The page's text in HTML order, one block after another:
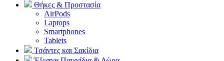
Θήκες & Προστασία
AirPods
Laptops
Smartphones
Tablets
Τσάντες και Σακίδια